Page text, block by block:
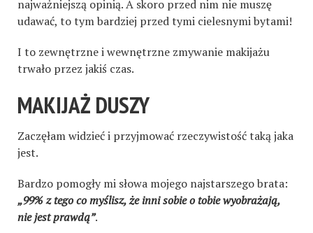
najważniejszą opinią. A skoro przed nim nie muszę
udawać, to tym bardziej przed tymi cielesnymi bytami!
I to zewnętrzne i wewnętrzne zmywanie makijażu
trwało przez jakiś czas.
MAKIJAŻ DUSZY
Zaczęłam widzieć i przyjmować rzeczywistość taką jaka
jest.
Bardzo pomogły mi słowa mojego najstarszego brata:
„99% z tego co myślisz, że inni sobie o tobie wyobrażają,
nie jest prawdą”.